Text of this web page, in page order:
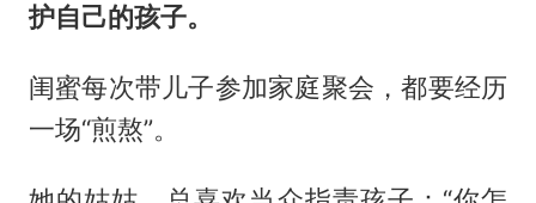
护自己的孩子。
闺蜜每次带儿子参加家庭聚会，都要经历
一场“煎熬”。